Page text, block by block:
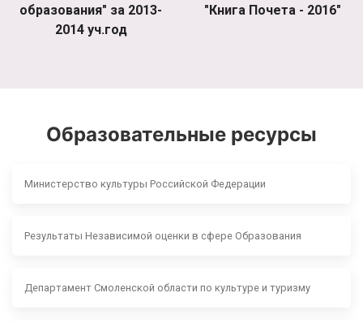
образования" за 2013-
2014 уч.год
"Книга Почета - 2016"
Образовательные ресурсы
Министерство культуры Российской Федерации
Результаты Независимой оценки в сфере Образования
Департамент Смоленской области по культуре и туризму